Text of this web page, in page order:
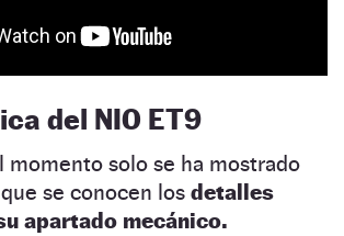
del NIO ET9
momento solo se ha mostrado
se conocen los detalles
apartado mecánico.